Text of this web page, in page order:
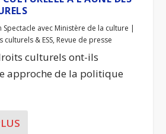
Spectacle avec Ministère de la culture |
culturels & ESS, Revue de presse
culturels ont-ils
approche de la politique